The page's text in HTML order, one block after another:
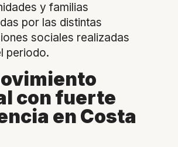
y familias
por las distintas
sociales realizadas
periodo.
con fuerte
en Costa